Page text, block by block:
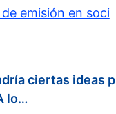
emisión en soci
ciertas ideas p
lo…